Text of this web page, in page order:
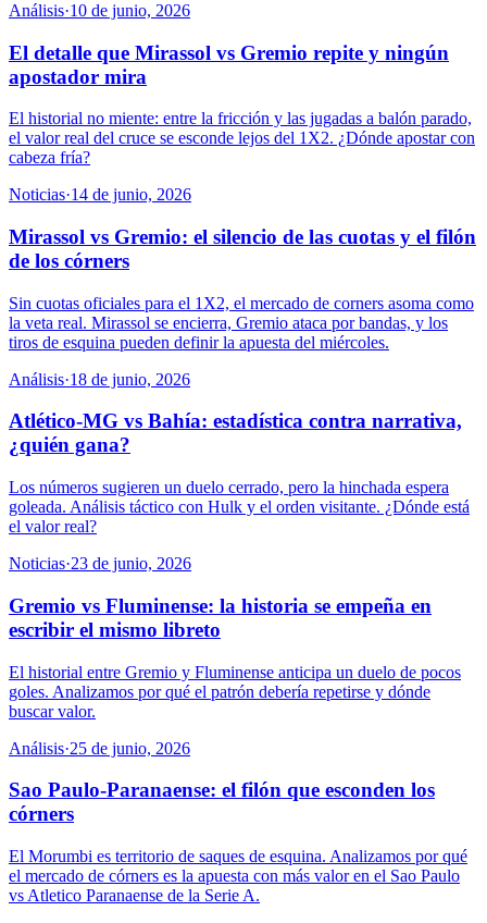
Análisis·10 de junio, 2026
El detalle que Mirassol vs Gremio repite y ningún
apostador mira
El historial no miente: entre la fricción y las jugadas a balón parado,
el valor real del cruce se esconde lejos del 1X2. ¿Dónde apostar con
cabeza fría?
Noticias·14 de junio, 2026
Mirassol vs Gremio: el silencio de las cuotas y el filón
de los córners
Sin cuotas oficiales para el 1X2, el mercado de corners asoma como
la veta real. Mirassol se encierra, Gremio ataca por bandas, y los
tiros de esquina pueden definir la apuesta del miércoles.
Análisis·18 de junio, 2026
Atlético-MG vs Bahía: estadística contra narrativa,
¿quién gana?
Los números sugieren un duelo cerrado, pero la hinchada espera
goleada. Análisis táctico con Hulk y el orden visitante. ¿Dónde está
el valor real?
Noticias·23 de junio, 2026
Gremio vs Fluminense: la historia se empeña en
escribir el mismo libreto
El historial entre Gremio y Fluminense anticipa un duelo de pocos
goles. Analizamos por qué el patrón debería repetirse y dónde
buscar valor.
Análisis·25 de junio, 2026
Sao Paulo-Paranaense: el filón que esconden los
córners
El Morumbi es territorio de saques de esquina. Analizamos por qué
el mercado de córners es la apuesta con más valor en el Sao Paulo
vs Atletico Paranaense de la Serie A.